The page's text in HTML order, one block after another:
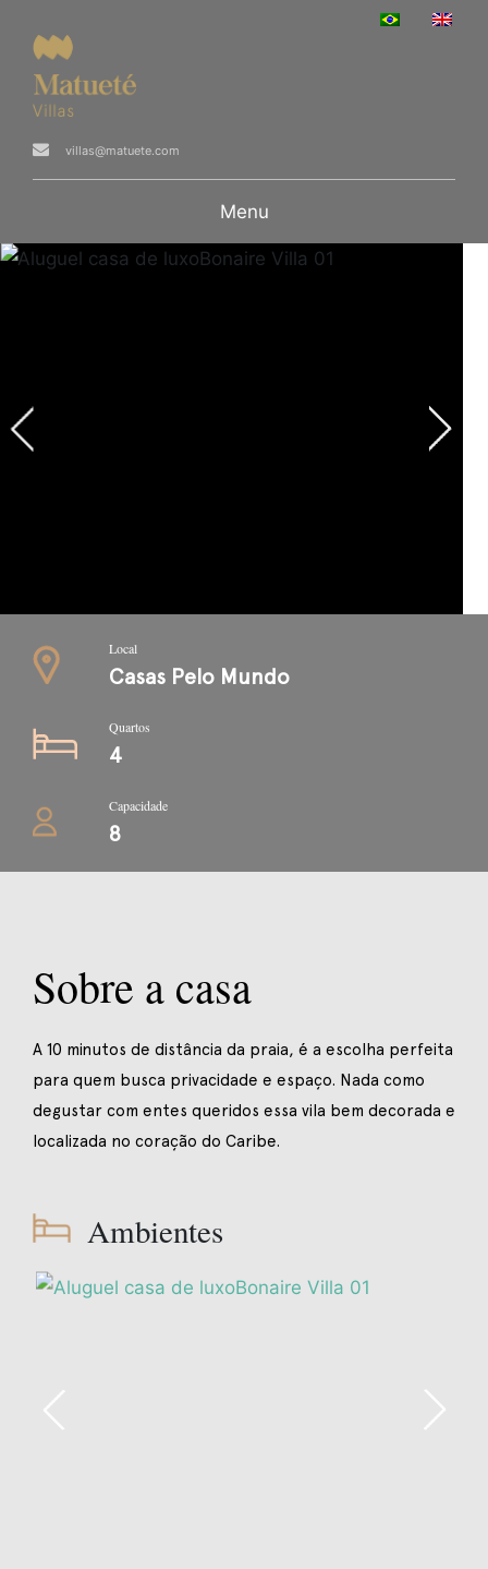
villas@matuete.com
Menu
Local
Casas Pelo Mundo
Quartos
4
Capacidade
8
Sobre a casa
A 10 minutos de distância da praia, é a escolha perfeita
para quem busca privacidade e espaço. Nada como
degustar com entes queridos essa vila bem decorada e
localizada no coração do Caribe.
Ambientes